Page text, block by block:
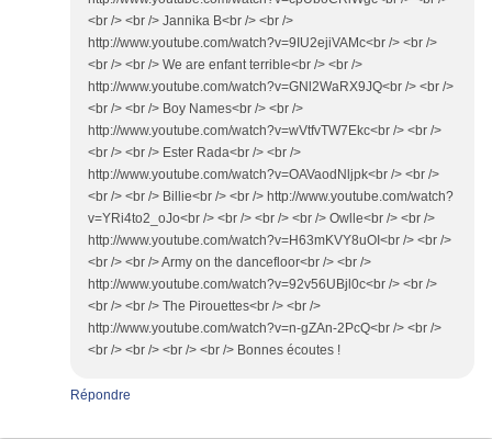
<br /> <br /> Jannika B<br /> <br />
http://www.youtube.com/watch?v=9IU2ejiVAMc<br /> <br />
<br /> <br /> We are enfant terrible<br /> <br />
http://www.youtube.com/watch?v=GNl2WaRX9JQ<br /> <br />
<br /> <br /> Boy Names<br /> <br />
http://www.youtube.com/watch?v=wVtfvTW7Ekc<br /> <br />
<br /> <br /> Ester Rada<br /> <br />
http://www.youtube.com/watch?v=OAVaodNljpk<br /> <br />
<br /> <br /> Billie<br /> <br /> http://www.youtube.com/watch?
v=YRi4to2_oJo<br /> <br /> <br /> <br /> Owlle<br /> <br />
http://www.youtube.com/watch?v=H63mKVY8uOI<br /> <br />
<br /> <br /> Army on the dancefloor<br /> <br />
http://www.youtube.com/watch?v=92v56UBjl0c<br /> <br />
<br /> <br /> The Pirouettes<br /> <br />
http://www.youtube.com/watch?v=n-gZAn-2PcQ<br /> <br />
<br /> <br /> <br /> <br /> Bonnes écoutes !
Répondre